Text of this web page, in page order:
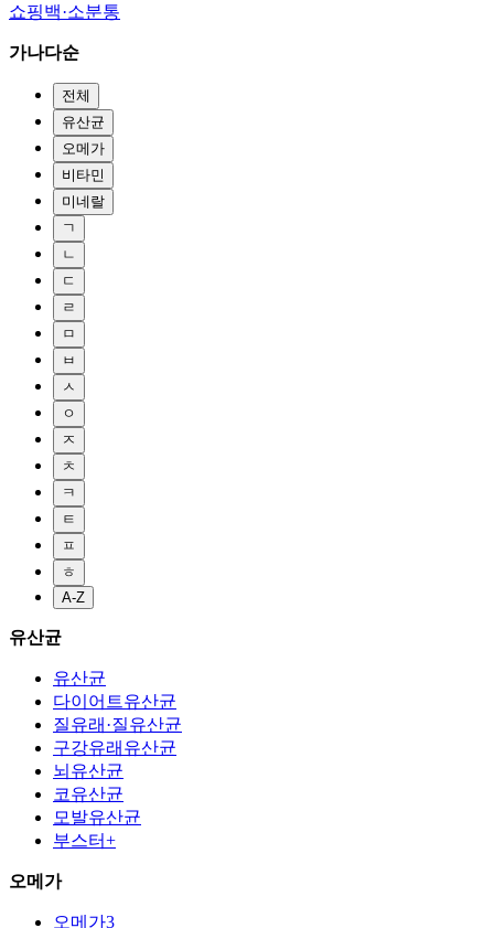
쇼핑백·소분통
가나다순
전체
유산균
오메가
비타민
미네랄
ㄱ
ㄴ
ㄷ
ㄹ
ㅁ
ㅂ
ㅅ
ㅇ
ㅈ
ㅊ
ㅋ
ㅌ
ㅍ
ㅎ
A-Z
유산균
유산균
다이어트유산균
질유래·질유산균
구강유래유산균
뇌유산균
코유산균
모발유산균
부스터+
오메가
오메가3